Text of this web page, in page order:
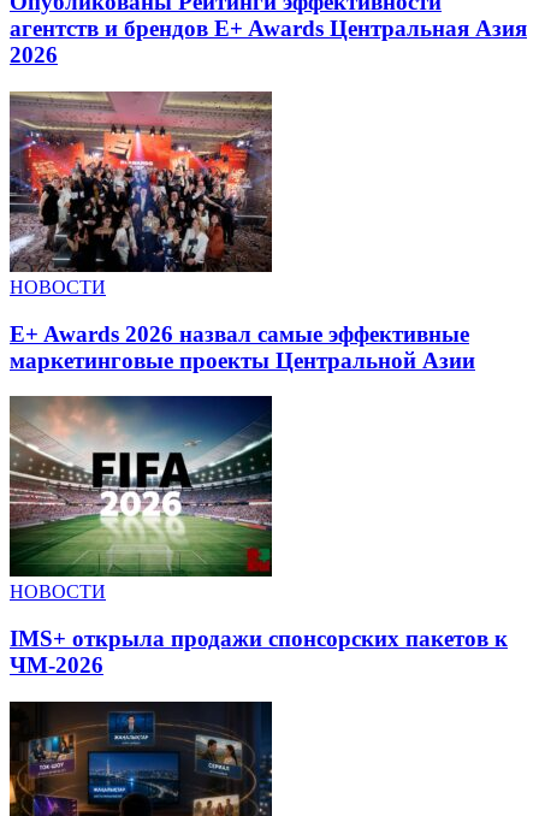
агентств и брендов E+ Awards Центральная Азия
2026
НОВОСТИ
E+ Awards 2026 назвал самые эффективные
маркетинговые проекты Центральной Азии
НОВОСТИ
IMS+ открыла продажи спонсорских пакетов к
ЧМ-2026